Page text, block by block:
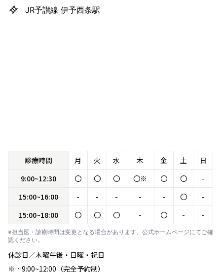
JR予讃線 伊予西条駅
診療時間 月 火 水 木 金 土
日
9:00~12:30
〇 〇 〇 〇※ 〇 〇
-
15:00~16:00
- - - - - 〇
-
15:00~18:00
〇 〇 〇 - 〇 - -
※担当医・診療時間は変更となる場合があります。公式ホームページにてご確
認ください。
休診日／木曜午後・日曜・祝日
※…9:00~12:00（完全予約制）